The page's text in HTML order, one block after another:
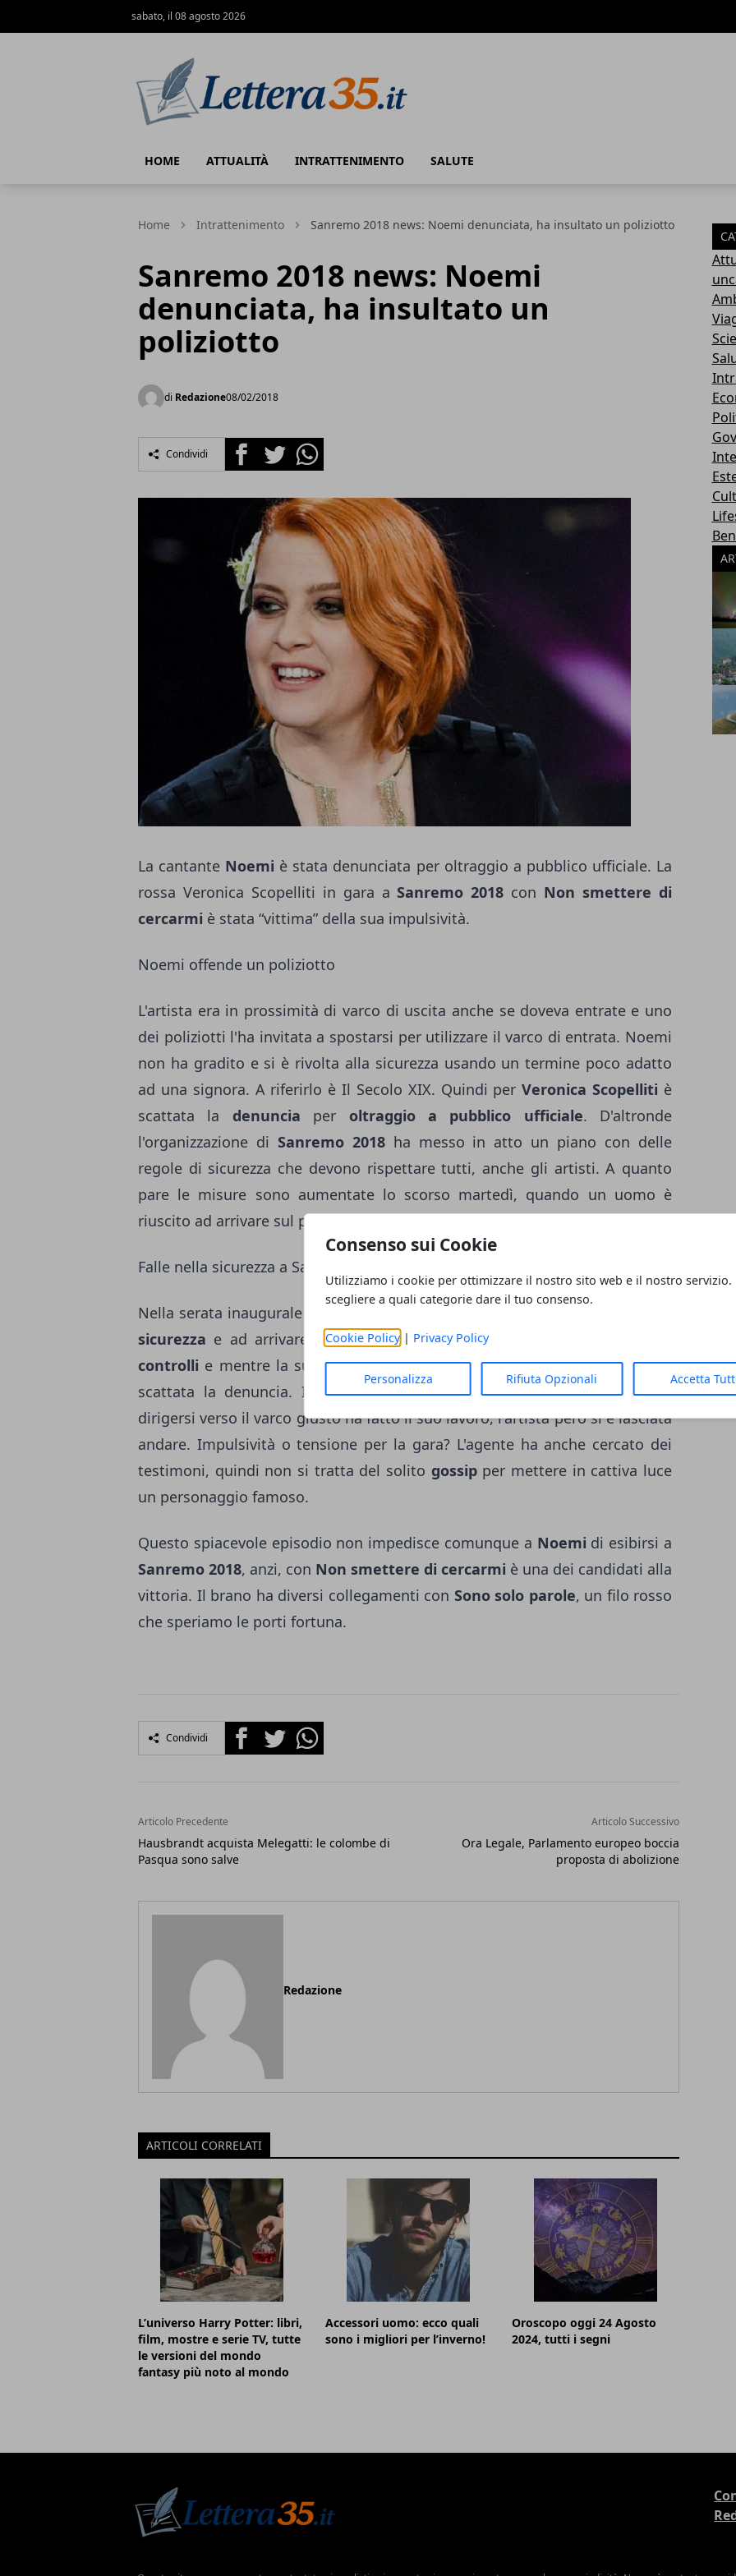
Consenso sui Cookie
Utilizziamo i cookie per ottimizzare il nostro sito web e il nostro servizio.
scegliere a quali categorie dare il tuo consenso.
Cookie Policy| Privacy Policy
Personalizza Rifiuta Opzionali Accetta
sabato, il 08 agosto 2026
HOME ATTUALITÀ INTRATTENIMENTO SALUTE
Home Intrattenimento Sanremo 2018 news: Noemi denunciata, ha insultato un poliziotto
Sanremo 2018 news: Noemi
denunciata, ha insultato un
poliziotto
di Redazione08/02/2018
Condividi FacebookTwitterWhatsapp
La cantante Noemi è stata denunciata per oltraggio a pubblico ufficiale. La
rossa Veronica Scopelliti in gara aSanremo 2018 con Non smettere di
cercarmi è stata “vittima” della sua impulsività.
Noemi offende un poliziotto
L'artista era in prossimità di varco di uscita anche se doveva entrate e uno
dei poliziotti l'ha invitata a spostarsi per utilizzare il varco di entrata. Noemi
non ha gradito e si è rivolta alla sicurezza usando un termine poco adatto
ad una signora. A riferirlo è Il Secolo XIX. Quindi perVeronica Scopelliti è
scattata la denuncia per oltraggio a pubblico ufficiale. D'altronde
l'organizzazione di Sanremo 2018ha messo in atto un piano con delle
regole di sicurezza che devono rispettare tutti, anche gli artisti. A quanto
pare le misure sono aumentate lo scorso martedì, quando un uomo è
riuscito ad arrivare sul palco di Sanremo 2018, mentre c'era Fiorello.
Falle nella sicurezza a Sanremo 2018
Nella serata inaugurale del Festival,Giovanni Civita
sicurezza e ad arrivare sul palco. Civita è stato abilissimo ad
controlli e mentre la sua questione resta ancora in sospeso, per Noemi è
scattata la denuncia. Il poliziotto che ha invitato Veronica Scoppeliti a
dirigersi verso il varco giusto ha fatto il suo lavoro, l'artista però si è lasciata
andare. Impulsività o tensione per la gara? L'agente ha anche cercato dei
testimoni, quindi non si tratta del solito gossipper mettere in cattiva luce
un personaggio famoso.
Questo spiacevole episodio non impedisce comunque a Noemi di esibirsi a
Sanremo 2018, anzi, con Non smettere di cercarmi è una dei candidati alla
vittoria. Il brano ha diversi collegamenti con Sono solo parole, un filo rosso
che speriamo le porti fortuna.
Condividi FacebookTwitterWhatsapp
Articolo Precedente
Hausbrandt acquista Melegatti: le colombe di
Pasqua sono salve
Articolo Successivo
Ora Legale, Parlamento europeo boccia
proposta di abolizione
Redazione
ARTICOLI CORRELATI
L’universo Harry Potter: libri,
film, mostre e serie TV, tutte
le versioni del mondo
fantasy più noto al mondo
Accessori uomo: ecco quali
sono i migliori per l’inverno!
Oroscopo oggi 24 Agosto
2024, tutti i segni